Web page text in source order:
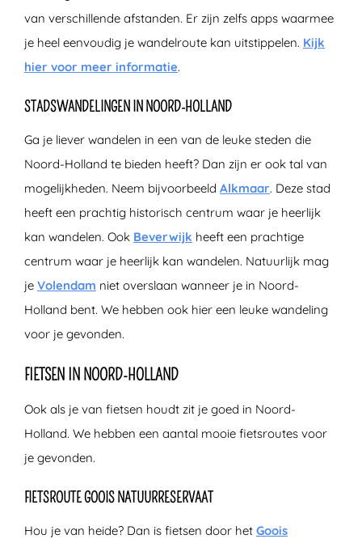
van verschillende afstanden. Er zijn zelfs apps waarmee
je heel eenvoudig je wandelroute kan uitstippelen. Kijk
hier voor meer informatie.
STADSWANDELINGEN IN NOORD-HOLLAND
Ga je liever wandelen in een van de leuke steden die
Noord-Holland te bieden heeft? Dan zijn er ook tal van
mogelijkheden. Neem bijvoorbeeld Alkmaar. Deze stad
heeft een prachtig historisch centrum waar je heerlijk
kan wandelen. Ook Beverwijk heeft een prachtige
centrum waar je heerlijk kan wandelen. Natuurlijk mag
je Volendam niet overslaan wanneer je in Noord-
Holland bent. We hebben ook hier een leuke wandeling
voor je gevonden.
FIETSEN IN NOORD-HOLLAND
Ook als je van fietsen houdt zit je goed in Noord-
Holland. We hebben een aantal mooie fietsroutes voor
je gevonden.
FIETSROUTE GOOIS NATUURRESERVAAT
Hou je van heide? Dan is fietsen door het Goois